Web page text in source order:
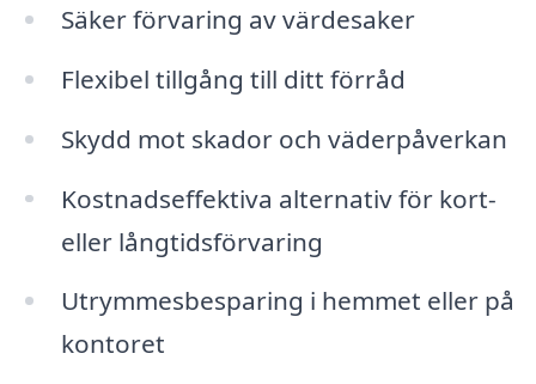
Säker förvaring av värdesaker
Flexibel tillgång till ditt förråd
Skydd mot skador och väderpåverkan
Kostnadseffektiva alternativ för kort-
eller långtidsförvaring
Utrymmesbesparing i hemmet eller på
kontoret